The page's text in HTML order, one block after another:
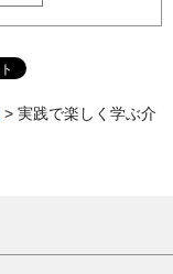
> 実践で楽しく学ぶ介